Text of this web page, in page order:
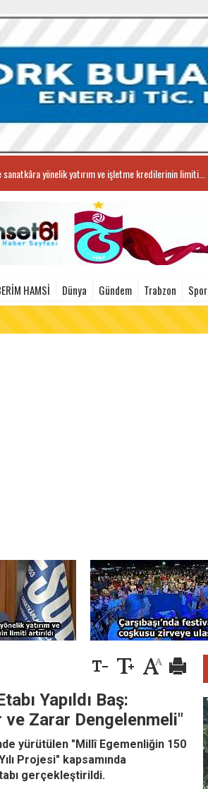
sanatkâra yönelik yatırım ve işletme kredilerinin limiti...
HAMSI Dünya Gündem Trabzon Spor
Yapıldı Baş:
ve Zarar Dengelenmeli"
yürütülen "Millî Egemenliğin 150
Projesi" kapsamında
gerçekleştirildi.